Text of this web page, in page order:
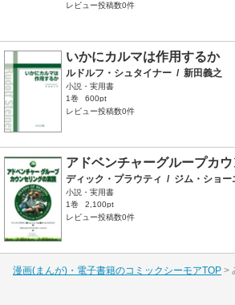
レビュー投稿数0件
いかにカルマは作用するか
ルドルフ・シュタイナー / 新田義之
小説・実用書
1巻
600pt
レビュー投稿数0件
アドベンチャーグループカ
ディック・プラウティ / ジム・ショー
小説・実用書
1巻
2,100pt
レビュー投稿数0件
漫画(まんが)・電子書籍のコミックシーモアTOP